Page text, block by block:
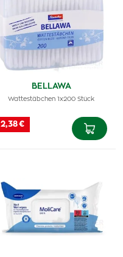
BELLAWA
Wattestäbchen 1x200 Stück
2,38 €